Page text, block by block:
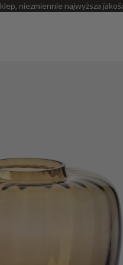
niezmiennie najwyższa